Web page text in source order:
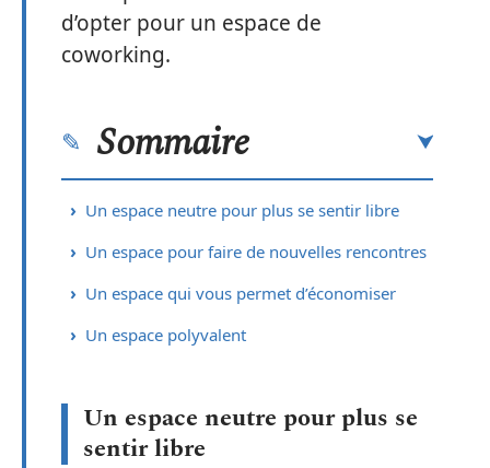
d’opter pour un espace de
coworking.
Sommaire
Un espace neutre pour plus se sentir libre
Un espace pour faire de nouvelles rencontres
Un espace qui vous permet d’économiser
Un espace polyvalent
Un espace neutre pour plus se
sentir libre